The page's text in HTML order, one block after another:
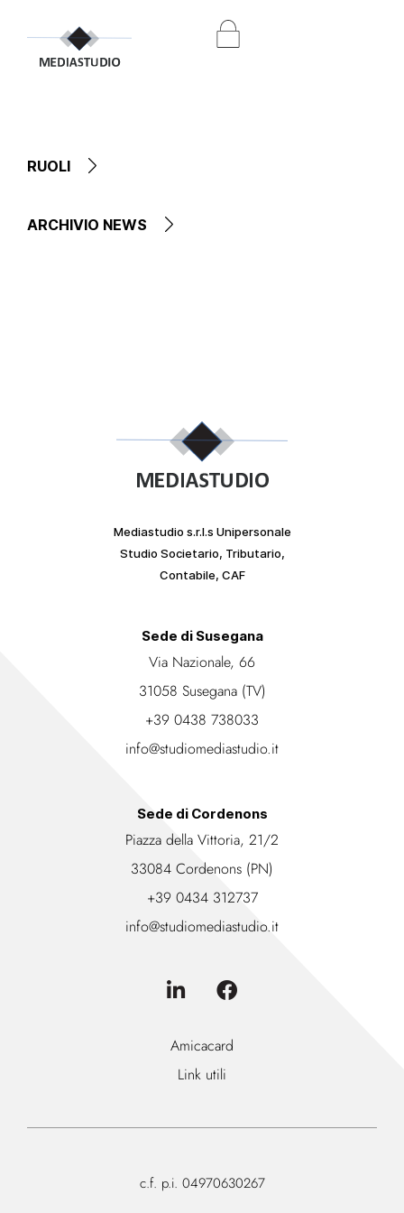
RUOLI
ARCHIVIO NEWS
Mediastudio s.r.l.s Unipersonale
Studio Societario, Tributario,
Contabile, CAF
Sede di Susegana
Via Nazionale, 66
31058 Susegana (TV)
+39 0438 738033
info@studiomediastudio.it
Sede di Cordenons
Piazza della Vittoria, 21/2
33084 Cordenons (PN)
+39 0434 312737
info@studiomediastudio.it
Amicacard
Link utili
c.f. p.i. 04970630267